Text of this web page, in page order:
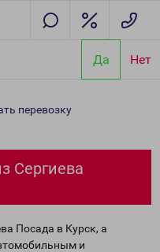
Да Нет
перевозку
Сергиева
Посада в Курск, а
и